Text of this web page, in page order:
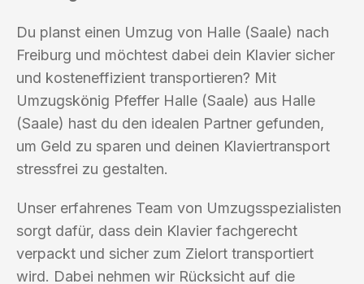
Du planst einen Umzug von Halle (Saale) nach
Freiburg und möchtest dabei dein Klavier sicher
und kosteneffizient transportieren? Mit
Umzugskönig Pfeffer Halle (Saale) aus Halle
(Saale) hast du den idealen Partner gefunden,
um Geld zu sparen und deinen Klaviertransport
stressfrei zu gestalten.
Unser erfahrenes Team von Umzugsspezialisten
sorgt dafür, dass dein Klavier fachgerecht
verpackt und sicher zum Zielort transportiert
wird. Dabei nehmen wir Rücksicht auf die